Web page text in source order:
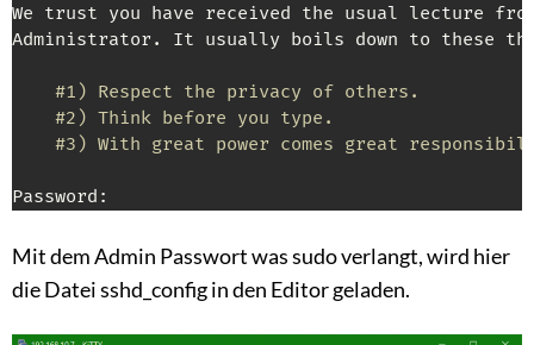
We trust you have received the usual lecture
Administrator. It usually boils down to these
#1) Respect the privacy of others.
#2) Think before you type.
#3) With great power comes great
Password:
Mit dem Admin Passwort was sudo verlangt, wird hier
die Datei sshd_config in den Editor geladen.